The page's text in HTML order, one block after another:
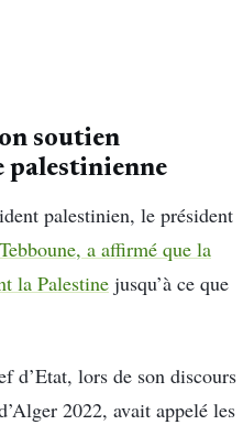
soutien
palestinienne
palestinien, le président
a affirmé que la
la Palestine jusqu’à ce que
d’Etat, lors de son discours
2022, avait appelé les